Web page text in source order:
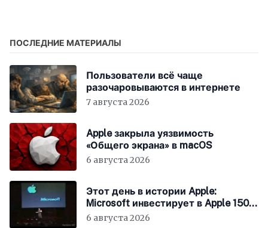
ПОСЛЕДНИЕ МАТЕРИАЛЫ
Пользователи всё чаще
разочаровываются в интернете
7 августа 2026
Apple закрыла уязвимость
«Общего экрана» в macOS
6 августа 2026
Этот день в истории Apple:
Microsoft инвестирует в Apple 150
миллионов долларов
6 августа 2026